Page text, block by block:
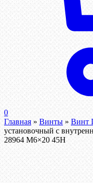
0
Главная » Винты » Винт
установочный с
28964 М6×20 45Н